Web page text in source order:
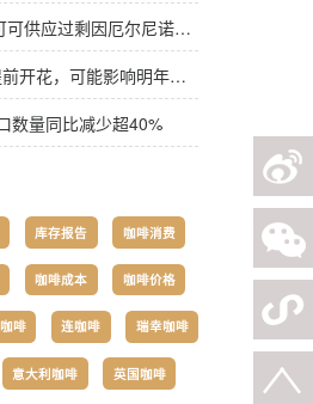
StoneX表示，全球可可供应过剩因厄尔尼诺而萎缩
降雨导致巴西咖啡提前开花，可能影响明年产量，造成近期价格波动极不稳定
数量同比减少超40%
库存报告 咖啡消费
咖啡成本 咖啡价格
啡 连咖啡 瑞幸咖啡
意大利咖啡 英国咖啡